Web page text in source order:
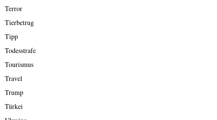
Terror
Tierbetrug
Tipp
Todesstrafe
Tourismus
Travel
Trump
Türkei